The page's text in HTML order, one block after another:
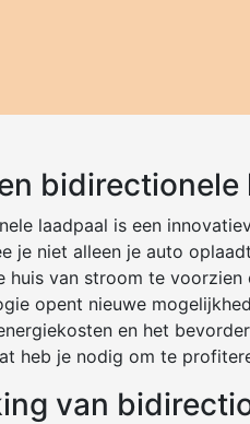
bidirectionele
laadpaal is een
je niet alleen je auto
huis van stroom te
opent nieuwe
en het
heb je nodig om te
van